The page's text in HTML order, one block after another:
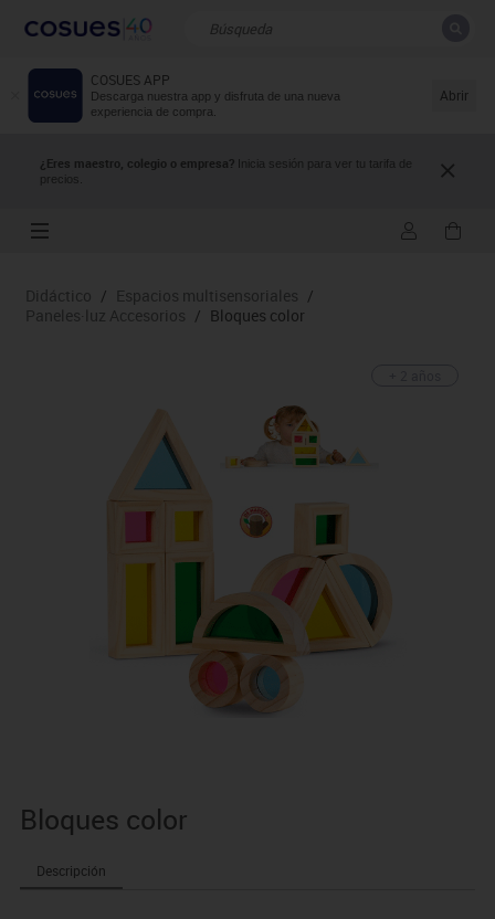
COSUES APP
Descarga nuestra app y disfruta de una nueva
experiencia de compra.
Abrir
¿Eres maestro, colegio o empresa? Inicia sesión para ver tu tarifa de
precios.
Resultados de la búsqueda
Didáctico / Espacios multisensoriales /
Paneles·luz Accesorios / Bloques color
Bloques color
Descripción